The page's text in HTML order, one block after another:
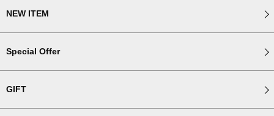
NEW ITEM
Special Offer
GIFT